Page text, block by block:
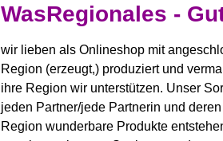
WasRegionales -
wir lieben als Onlineshop mit
Region (erzeugt,) produziert und
ihre Region wir unterstützen. Unser
jeden Partner/jede Partnerin und
Region wunderbare Produkte